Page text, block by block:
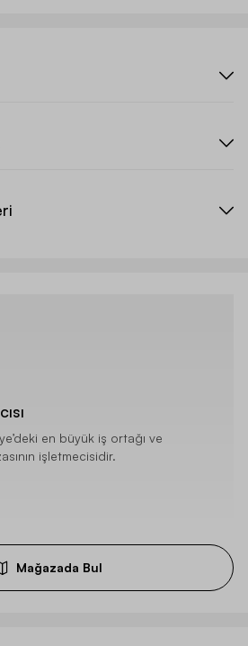
en büyük iş ortağı ve
işletmecisidir.
Mağazada Bul